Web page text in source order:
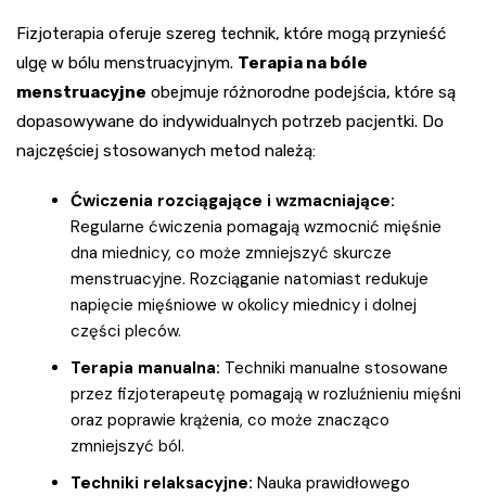
Fizjoterapia oferuje szereg technik, które mogą przynieść
ulgę w bólu menstruacyjnym. Terapia na bóle
menstruacyjne obejmuje różnorodne podejścia, które są
dopasowywane do indywidualnych potrzeb pacjentki. Do
najczęściej stosowanych metod należą:
Ćwiczenia rozciągające i wzmacniające:
Regularne ćwiczenia pomagają wzmocnić mięśnie
dna miednicy, co może zmniejszyć skurcze
menstruacyjne. Rozciąganie natomiast redukuje
napięcie mięśniowe w okolicy miednicy i dolnej
części pleców.
Terapia manualna: Techniki manualne stosowane
przez fizjoterapeutę pomagają w rozluźnieniu mięśni
oraz poprawie krążenia, co może znacząco
zmniejszyć ból.
Techniki relaksacyjne: Nauka prawidłowego